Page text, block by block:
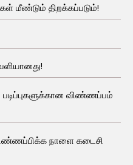
மீண்டும் திறக்கப்படும்!
படிப்புகளுக்கான விண்ணப்பம்
விண்ணப்பிக்க நாளை கடைசி